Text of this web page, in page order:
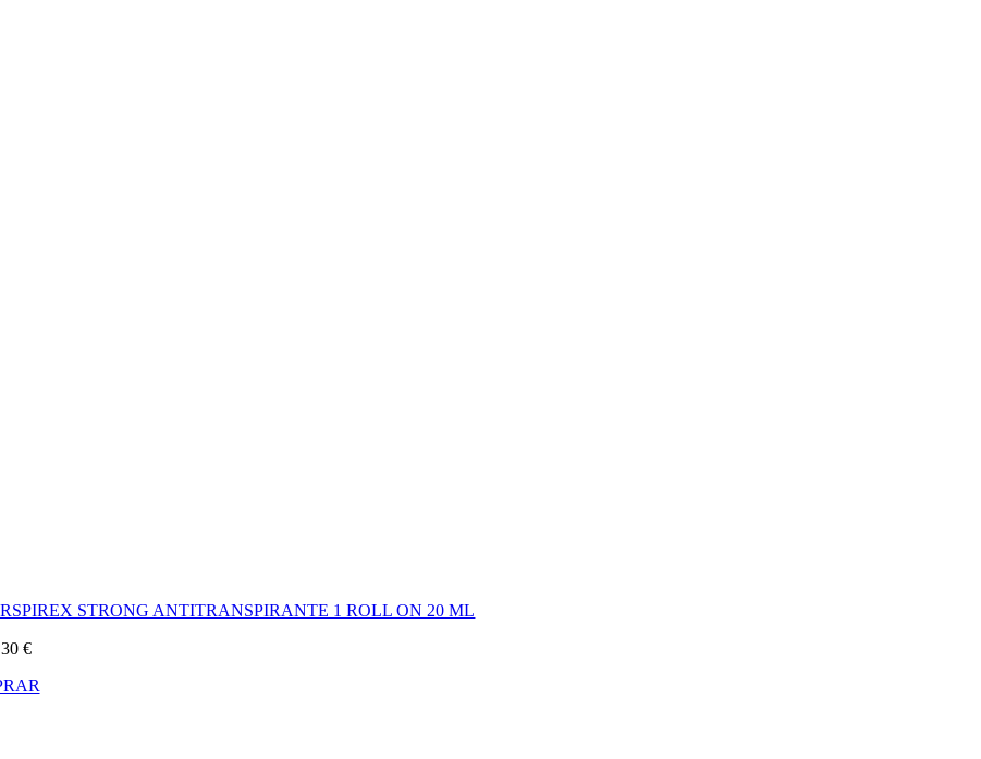
STRONG ANTITRANSPIRANTE 1 ROLL ON 20 ML
€